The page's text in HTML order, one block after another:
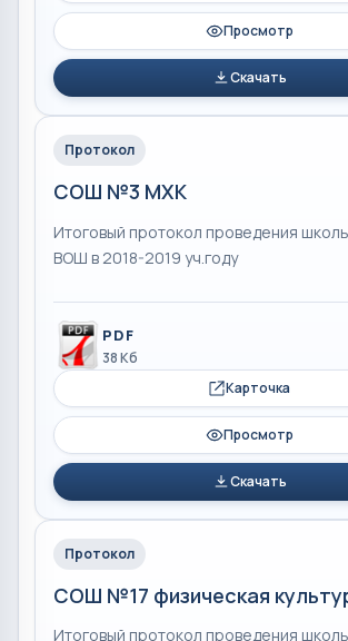
Просмотр
Скачать
Протокол
СОШ №3 МХК
Итоговый протокол проведения
ВОШ в 2018-2019 уч.году
PDF
38 Кб
Карточка
Просмотр
Скачать
Протокол
СОШ №17 физическая
Итоговый протокол проведения